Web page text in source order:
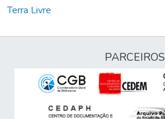
Terra Livre
PARCEIROS